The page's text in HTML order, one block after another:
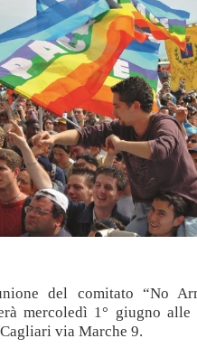
del comitato “No
mercoledì 1° giugno alle
via Marche 9.